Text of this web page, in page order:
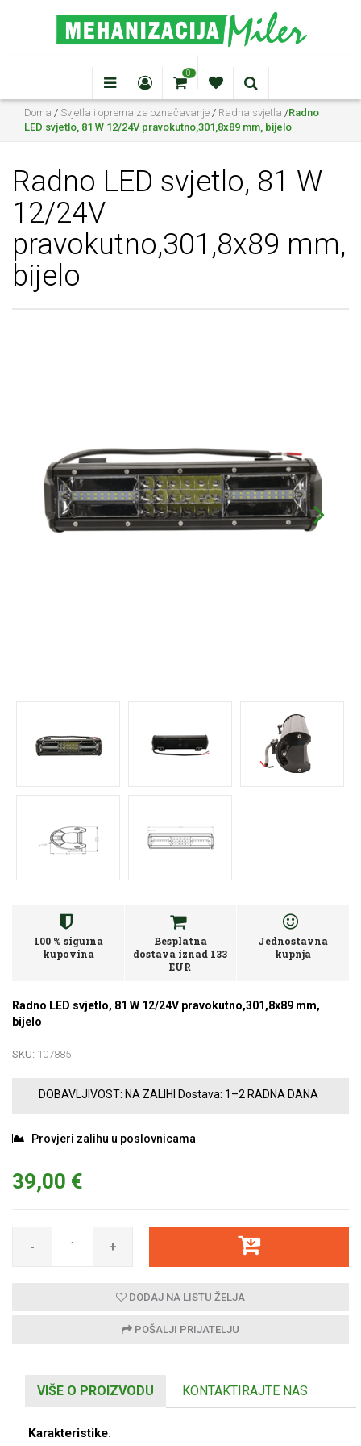
0
Doma / Svjetla i oprema za označavanje / Radna svjetla /Radno
LED svjetlo, 81 W 12/24V pravokutno,301,8x89 mm, bijelo
Radno LED svjetlo, 81 W
12/24V
pravokutno,301,8x89 mm,
bijelo
100 % sigurna
kupovina
Besplatna
dostava iznad 133
EUR
Jednostavna
kupnja
Radno LED svjetlo, 81 W 12/24V pravokutno,301,8x89 mm,
bijelo
SKU: 107885
DOBAVLJIVOST: NA ZALIHI Dostava: 1–2 RADNA DANA
Provjeri zalihu u poslovnicama
39,00 €
- +
DODAJ NA LISTU ŽELJA
POŠALJI PRIJATELJU
VIŠE O PROIZVODU KONTAKTIRAJTE NAS
Karakteristike: